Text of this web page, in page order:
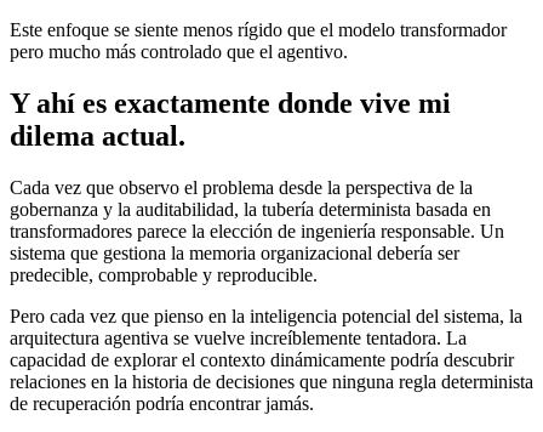
Este enfoque se siente menos rígido que el modelo transformador
pero mucho más controlado que el agentivo.
Y ahí es exactamente donde vive mi
dilema actual.
Cada vez que observo el problema desde la perspectiva de la
gobernanza y la auditabilidad, la tubería determinista basada en
transformadores parece la elección de ingeniería responsable. Un
sistema que gestiona la memoria organizacional debería ser
predecible, comprobable y reproducible.
Pero cada vez que pienso en la inteligencia potencial del sistema, la
arquitectura agentiva se vuelve increíblemente tentadora. La
capacidad de explorar el contexto dinámicamente podría descubrir
relaciones en la historia de decisiones que ninguna regla determinista
de recuperación podría encontrar jamás.